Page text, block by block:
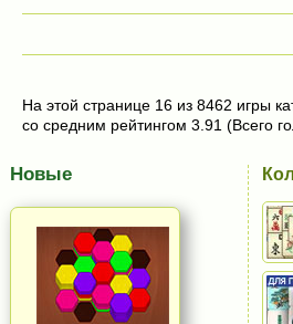
На этой странице 16 из 8462 игры
со средним рейтингом 3.91 (Всего
Новые